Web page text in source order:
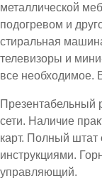
металлической
подогревом и
стиральная
телевизоры и
все необходимое.
Презентабельный
сети. Наличие
карт. Полный
инструкциями.
управляющий.